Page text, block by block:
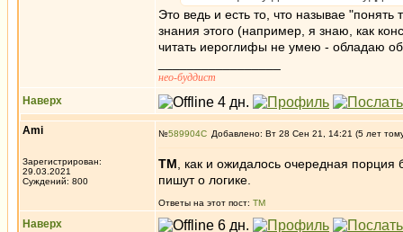
Это ведь и есть то, что называе
знания этого (например, я знаю, как
читать иероглифы не умею - обладаю
нео-буддист
Наверх
Ami
Зарегистрирован:
29.03.2021
Суждений: 800
№589904 Добавлено: Вт 28 Сен 21, 14:21 (5 лет
ТМ , как и ожидалось очередная
пишут о логике.
Ответы на этот пост: ТМ
Наверх